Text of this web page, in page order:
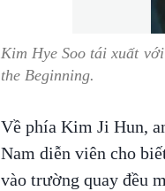
Kim Hye Soo tái xuất
the Beginning.
Về phía Kim Ji Hun,
Nam diễn viên cho
vào trường quay đều